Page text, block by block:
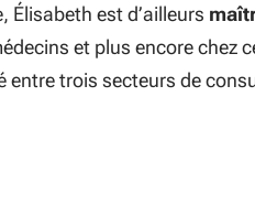
Élisabeth est d’ailleurs
et plus encore chez
entre trois secteurs de